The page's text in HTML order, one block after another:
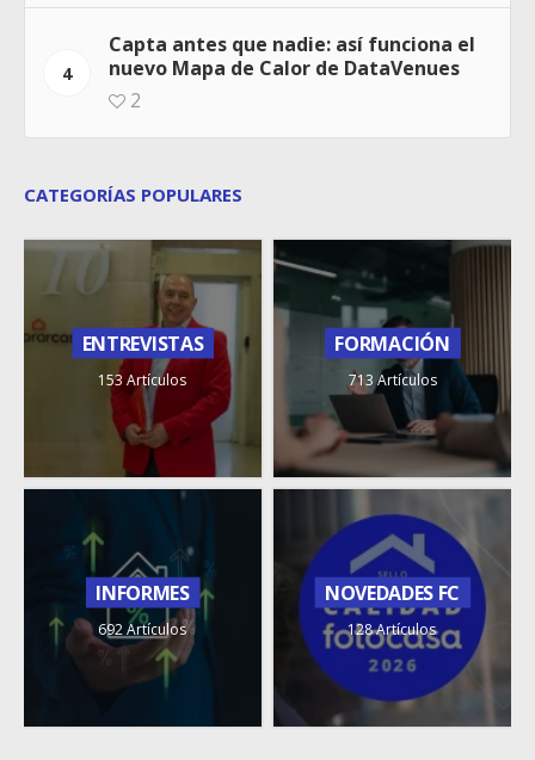
4
Capta antes que nadie: así funciona el
nuevo Mapa de Calor de DataVenues
2
CATEGORÍAS POPULARES
ENTREVISTAS
153 Artículos
FORMACIÓN
713 Artículos
INFORMES
692 Artículos
NOVEDADES FC
128 Artículos